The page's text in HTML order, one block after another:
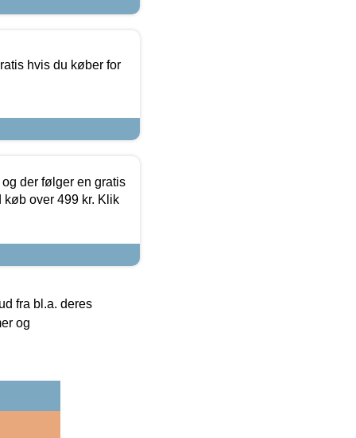
hvis du køber for
der følger en gratis
køb over 499 kr. Klik
fra bl.a. deres
og